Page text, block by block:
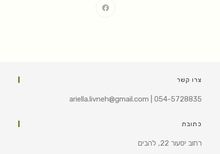
צרו קשר
ariella.livneh@gmail.com | 054-5728835
כתובת
רחוב יסעור 22, להבים